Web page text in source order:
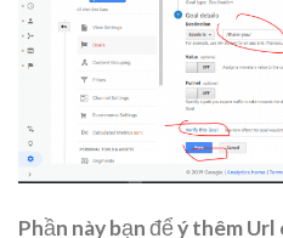
Phần này bạn để ý thêm